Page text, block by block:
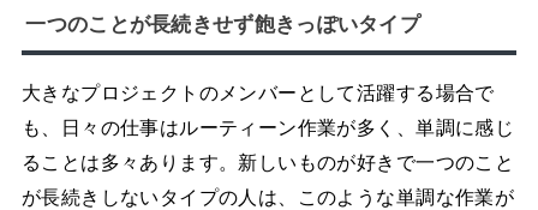
一つのことが長続きせず飽きっぽいタイプ
大きなプロジェクトのメンバーとして活躍する場合で
も、日々の仕事はルーティーン作業が多く、単調に感じ
ることは多々あります。新しいものが好きで一つのこと
が長続きしないタイプの人は、このような単調な作業が